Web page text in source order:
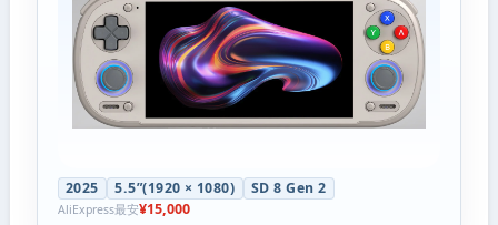
2025 5.5”(1920 × 1080) SD 8 Gen 2
AliExpress最安¥15,000